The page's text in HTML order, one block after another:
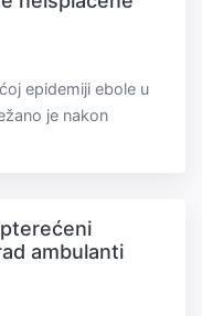
epidemiji ebole u
je nakon
ambulanti